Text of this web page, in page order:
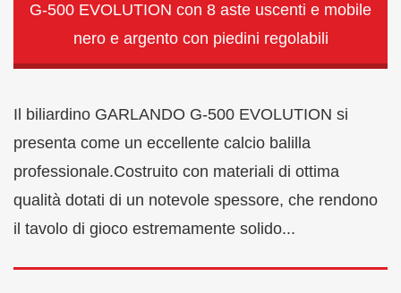
G-500 EVOLUTION con 8 aste uscenti e mobile
nero e argento con piedini regolabili
Il biliardino GARLANDO G-500 EVOLUTION si
presenta come un eccellente calcio balilla
professionale.Costruito con materiali di ottima
qualità dotati di un notevole spessore, che rendono
il tavolo di gioco estremamente solido...